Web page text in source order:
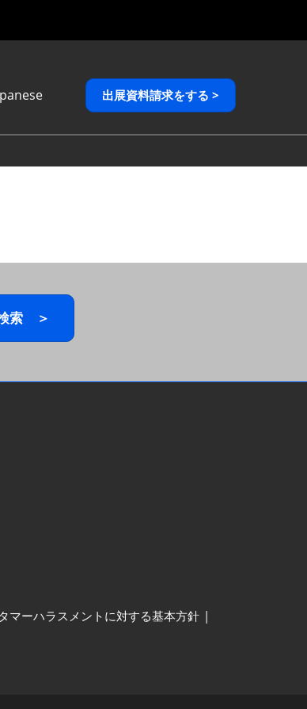
出展資料請求をする >
索 ＞
マーハラスメントに対する基本方針